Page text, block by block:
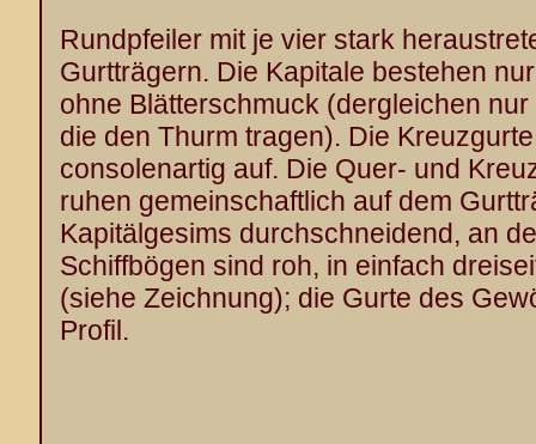
Rundpfeiler mit je vier stark
Gurtträgern. Die Kapitale bestehen
ohne Blätterschmuck (dergleichen
die den Thurm tragen). Die
consolenartig auf. Die Quer- und
ruhen gemeinschaftlich auf dem
Kapitälgesims durchschneidend, an
Schiffbögen sind roh, in einfach
(siehe Zeichnung); die Gurte des
Profil.